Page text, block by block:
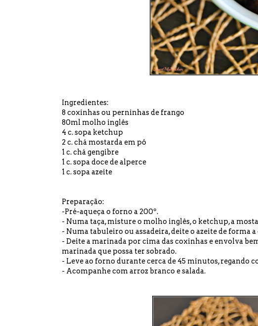
Ingredientes:
8 coxinhas ou perninhas de frango
80ml molho inglês
4 c. sopa ketchup
2 c. chá mostarda em pó
1 c. chá gengibre
1 c. sopa doce de alperce
1 c. sopa azeite
Preparação:
-Pré-aqueça o forno a 200º.
- Numa taça, misture o molho inglês, o ketchup, a
- Numa tabuleiro ou assadeira, deite o azeite de forma a
- Deite a marinada por cima das coxinhas e envolva
marinada que possa ter sobrado.
- Leve ao forno durante cerca de 45 minutos, regando
- Acompanhe com arroz branco e salada.